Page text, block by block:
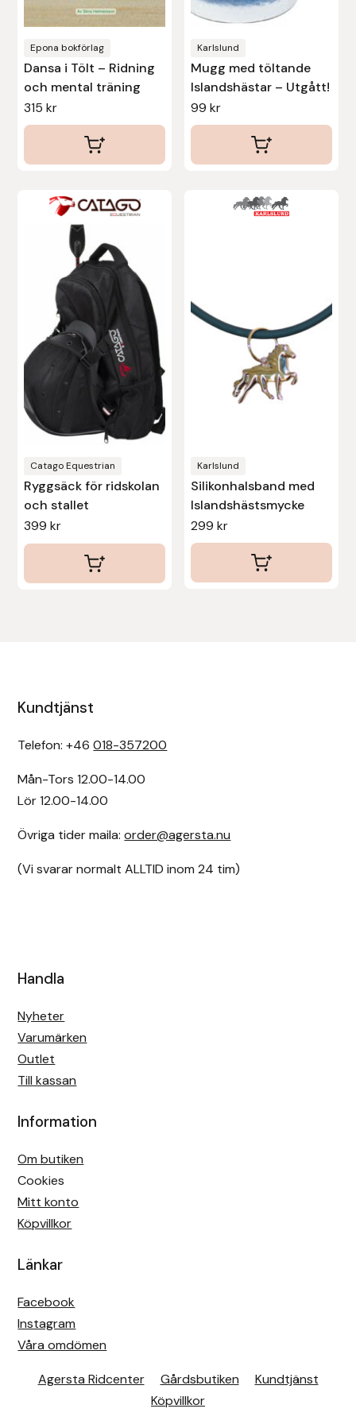
Epona bokförlag
Dansa i Tölt – Ridning
och mental träning
315kr
Karlslund
Mugg med töltande
Islandshästar – Utgått!
99 kr
Catago Equestrian
Ryggsäck för ridskolan
och stallet
399kr
Karlslund
Silikonhalsband med
Islandshästsmycke
299 kr
Kundtjänst
Telefon: +46018-357200
Mån-Tors 12.00-14.00
Lör 12.00-14.00
Övriga tider maila:order@agersta.nu
(Vi svarar normalt ALLTID inom 24 tim)
Handla
Nyheter
Varumärken
Outlet
Till kassan
Information
Om butiken
Cookies
Mitt konto
Köpvillkor
Länkar
Facebook
Instagram
Våra omdömen
Agersta Ridcenter Gårdsbutiken
Kundtjänst
Köpvillkor
Uvex
Vals
Veredus
Walsh
Werkman Hoofcare
Wintec